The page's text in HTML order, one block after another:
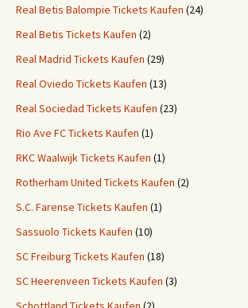
Real Betis Balompie Tickets Kaufen (24)
Real Betis Tickets Kaufen (2)
Real Madrid Tickets Kaufen (29)
Real Oviedo Tickets Kaufen (13)
Real Sociedad Tickets Kaufen (23)
Rio Ave FC Tickets Kaufen (1)
RKC Waalwijk Tickets Kaufen (1)
Rotherham United Tickets Kaufen (2)
S.C. Farense Tickets Kaufen (1)
Sassuolo Tickets Kaufen (10)
SC Freiburg Tickets Kaufen (18)
SC Heerenveen Tickets Kaufen (3)